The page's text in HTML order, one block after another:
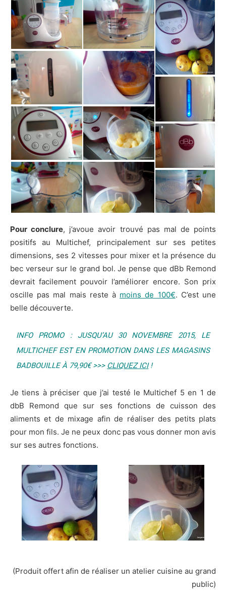
Pour conclure, j’avoue avoir trouvé pas mal de points
positifs au Multichef, principalement sur ses petites
dimensions, ses 2 vitesses pour mixer et la présence du
bec verseur sur le grand bol. Je pense que dBb Remond
devrait facilement pouvoir l’améliorer encore. Son prix
oscille pas mal mais reste à moins de 100€. C’est une
belle découverte.
INFO PROMO : JUSQU’AU 30 NOVEMBRE 2015, LE
MULTICHEF EST EN PROMOTION DANS LES MAGASINS
BADBOUILLE À 79,90€ >>> CLIQUEZ ICI!
Je tiens à préciser que j’ai testé le Multichef 5 en 1 de
dbB Remond que sur ses fonctions de cuisson des
aliments et de mixage afin de réaliser des petits plats
pour mon fils. Je ne peux donc pas vous donner mon avis
sur ses autres fonctions.
(Produit offert afin de réaliser un atelier cuisine au grand
public)